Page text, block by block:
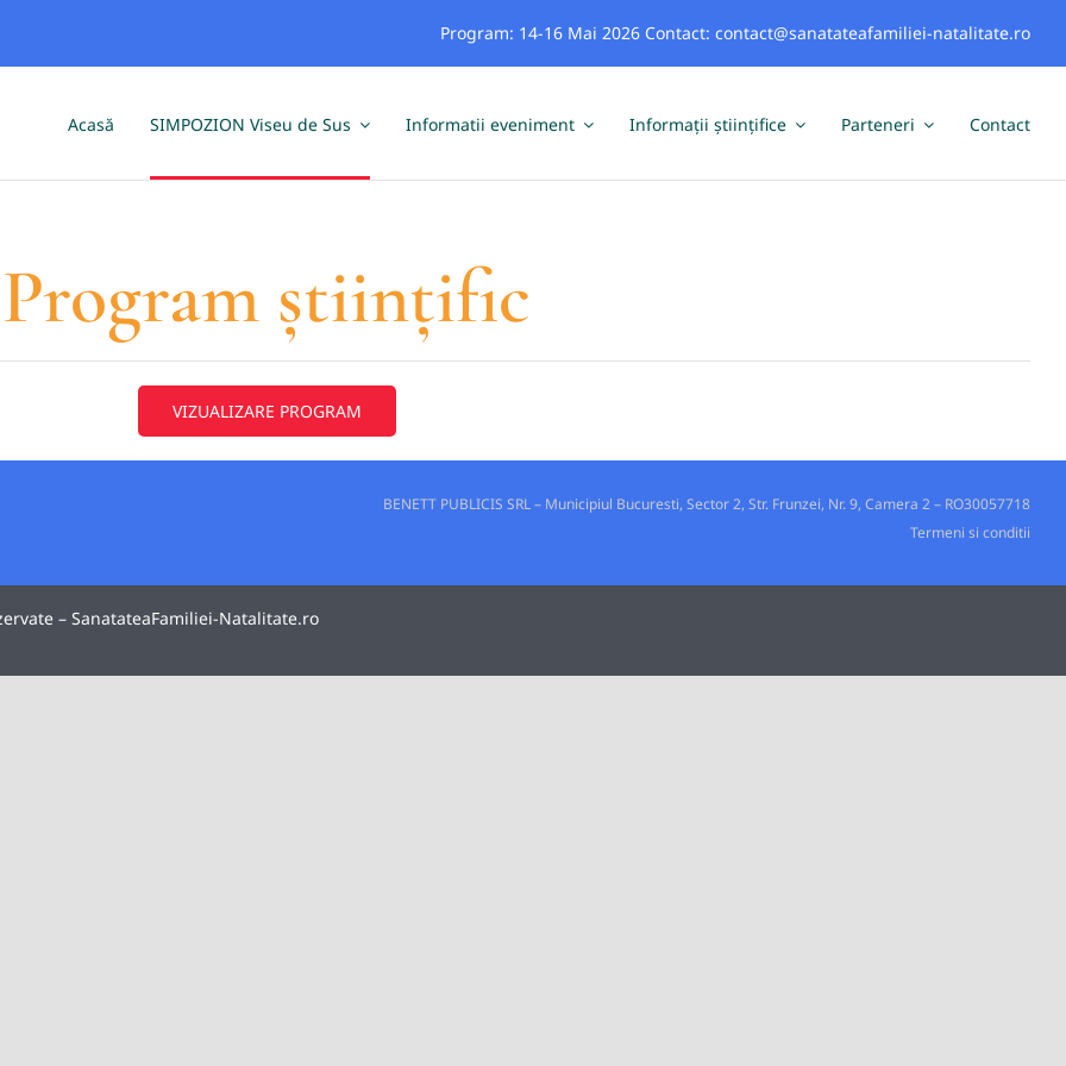
Program: 14-16 Mai 2026 Contact: contact@sanatateafamiliei-natalitate.ro
Acasă SIMPOZION Viseu de Sus Informatii eveniment Informații științifice Parteneri Contact
Program științific
VIZUALIZARE PROGRAM
BENETT PUBLICIS SRL – Municipiul Bucuresti, Sector 2, Str. Frunzei, Nr. 9, Camera 2 – RO30057718
Termeni si conditii
– SanatateaFamiliei-Natalitate.ro